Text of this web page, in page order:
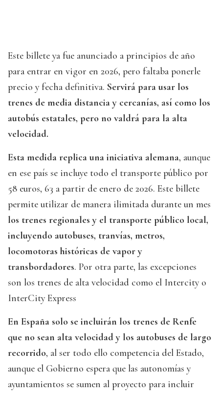
Este billete ya fue anunciado a principios de año
para entrar en vigor en 2026, pero faltaba ponerle
precio y fecha definitiva. Servirá para usar los
trenes de media distancia y cercanías, así como los
autobús estatales, pero no valdrá para la alta
velocidad.
Esta medida replica una iniciativa alemana, aunque
en ese país se incluye todo el transporte público por
58 euros, 63 a partir de enero de 2026. Este billete
permite utilizar de manera ilimitada durante un mes
los trenes regionales y el transporte público local,
incluyendo autobuses, tranvías, metros,
locomotoras históricas de vapor y
transbordadores. Por otra parte, las excepciones
son los trenes de alta velocidad como el Intercity o
InterCity Express
En España solo se incluirán los trenes de Renfe
que no sean alta velocidad y los autobuses de largo
recorrido, al ser todo ello competencia del Estado,
aunque el Gobierno espera que las autonomías y
ayuntamientos se sumen al proyecto para incluir